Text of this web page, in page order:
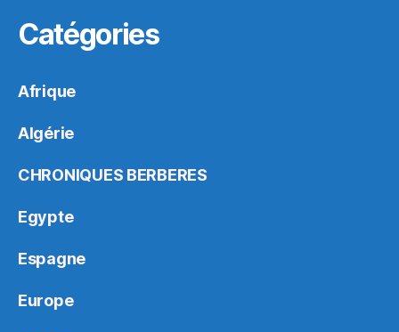
Catégories
Afrique
Algérie
CHRONIQUES BERBERES
Egypte
Espagne
Europe